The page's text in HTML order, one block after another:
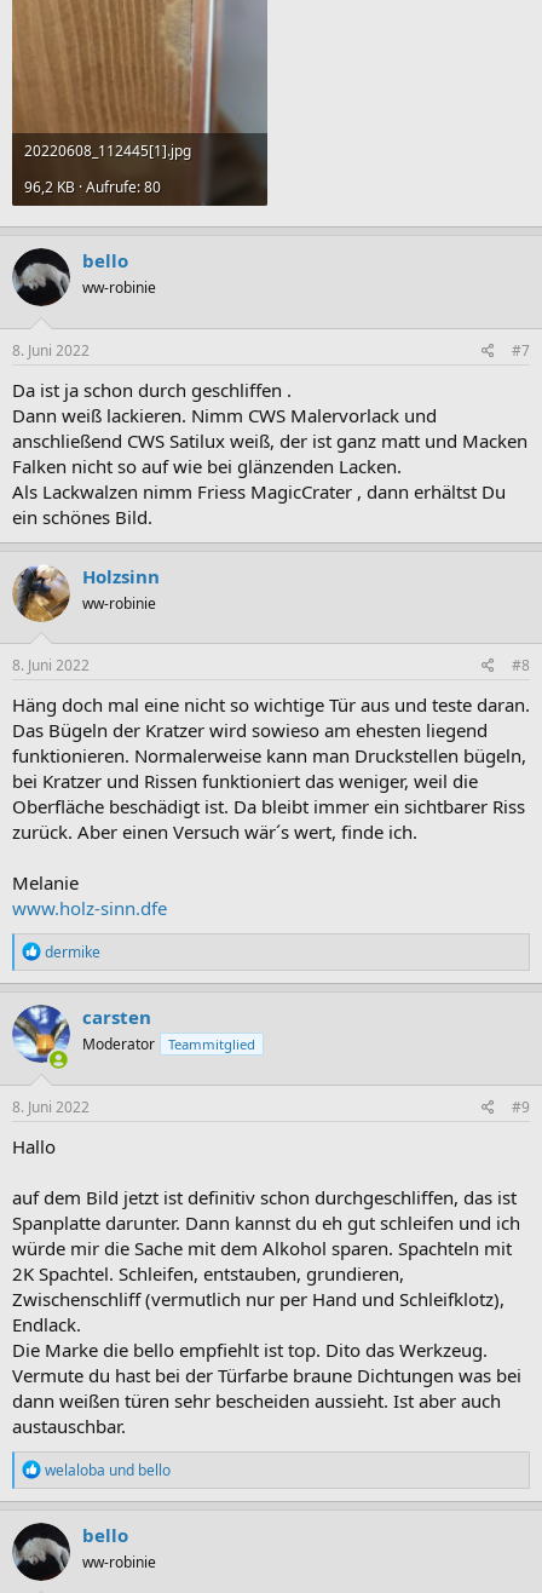
20220608_112445[1].jpg
96,2 KB · Aufrufe: 80
bello
ww-robinie
8. Juni 2022 #7
Da ist ja schon durch geschliffen .
Dann weiß lackieren. Nimm CWS Malervorlack und
anschließend CWS Satilux weiß, der ist ganz matt und Macken
Falken nicht so auf wie bei glänzenden Lacken.
Als Lackwalzen nimm Friess MagicCrater , dann erhältst Du
ein schönes Bild.
Holzsinn
ww-robinie
8. Juni 2022 #8
Häng doch mal eine nicht so wichtige Tür aus und teste daran.
Das Bügeln der Kratzer wird sowieso am ehesten liegend
funktionieren. Normalerweise kann man Druckstellen bügeln,
bei Kratzer und Rissen funktioniert das weniger, weil die
Oberfläche beschädigt ist. Da bleibt immer ein sichtbarer Riss
zurück. Aber einen Versuch wär´s wert, finde ich.
Melanie
www.holz-sinn.dfe
R
e
a
k
t
i
o
n
e
:
dermike
carsten
Moderator Teammitglied
8. Juni 2022 #9
Hallo
auf dem Bild jetzt ist definitiv schon durchgeschliffen, das ist
Spanplatte darunter. Dann kannst du eh gut schleifen und ich
würde mir die Sache mit dem Alkohol sparen. Spachteln mit
2K Spachtel. Schleifen, entstauben, grundieren,
Zwischenschliff (vermutlich nur per Hand und Schleifklotz),
Endlack.
Die Marke die bello empfiehlt ist top. Dito das Werkzeug.
Vermute du hast bei der Türfarbe braune Dichtungen was bei
dann weißen türen sehr bescheiden aussieht. Ist aber auch
austauschbar.
R
e
a
k
t
i
o
welaloba und bello
bello
ww-robinie